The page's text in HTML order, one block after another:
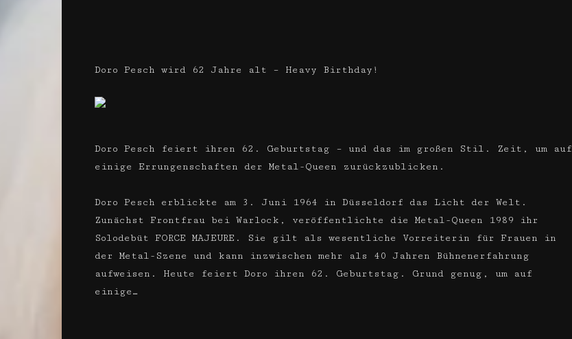
Doro Pesch wird 62 Jahre alt – Heavy Birthday!
Doro Pesch feiert ihren 62. Geburtstag – und das im großen Stil. Zeit, um auf
einige Errungenschaften der Metal-Queen zurückzublicken.
Doro Pesch erblickte am 3. Juni 1964 in Düsseldorf das Licht der Welt.
Zunächst Frontfrau bei Warlock, veröffentlichte die Metal-Queen 1989 ihr
Solodebüt FORCE MAJEURE. Sie gilt als wesentliche Vorreiterin für Frauen in
der Metal-Szene und kann inzwischen mehr als 40 Jahren Bühnenerfahrung
aufweisen. Heute feiert Doro ihren 62. Geburtstag. Grund genug, um auf
einige…